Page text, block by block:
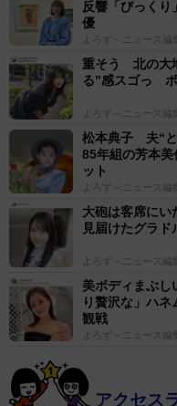
反響「びっく
優
よろず～ニュース編
重そう 北の大
る”感スゴっ ボ
よろず～ニュース編
松本典子 夫“
85年組の芳本
ット
よろず～ニュース編
大砲は客席に
見届けたグラ
よろず～ニュース編
美ボディまぶし
り贅沢な」ハ
観戦
よろず～ニュース編
アクセス